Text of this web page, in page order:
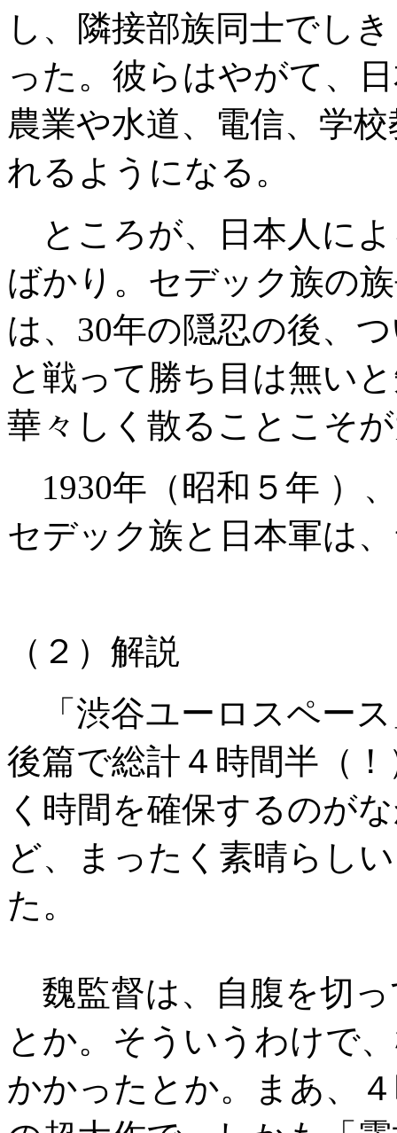
し、隣接部族同士でし
った。彼らはやがて、
農業や水道、電信、学
れるようになる。
ところが、日本人に
ばかり。セデック族の
は、 30年の隠忍の後、
と戦って勝ち目は無い
華々しく散ることこそ
1930年（昭和５年 ）
セデック族と日本軍は
（２）解説
「渋谷ユーロスペー
後篇で総計４ 時間半（
く時間を確保するのが
ど、まったく素晴らし
た。
魏監督は、自腹を切
とか。そういうわけで
かかったとか。まあ、
４